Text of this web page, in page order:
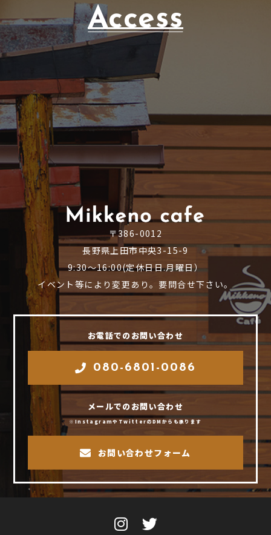
Access
〒386-0012
長野県上田市中央3-15-9
9:30～16:00(定休日日.月曜日）
イベント等により変更あり。要問合せ下さい。
お電話でのお問い合わせ
080-6801-0086
メールでのお問い合わせ
※InstagramやTwitterのDMからも承ります
お問い合わせフォーム